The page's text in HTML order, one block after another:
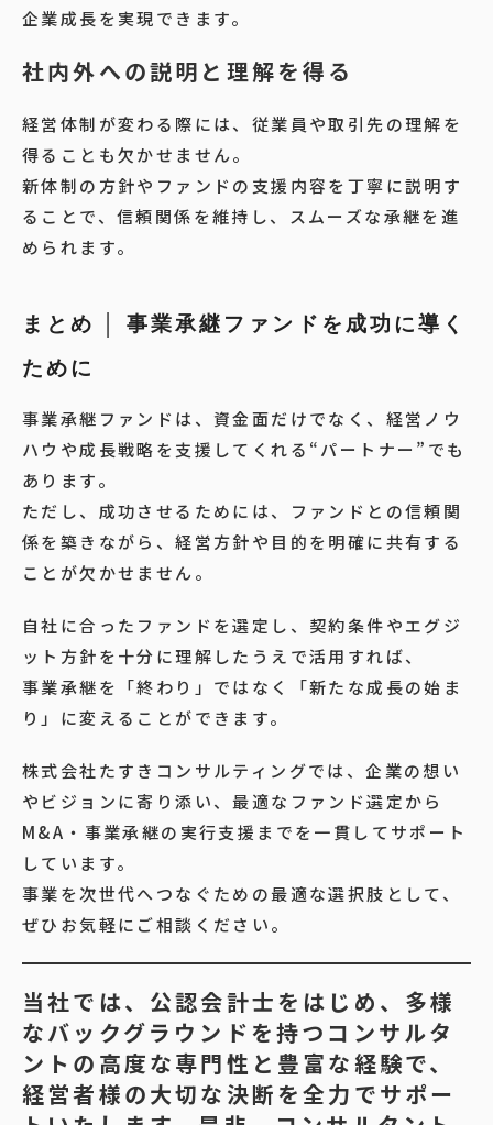
企業成長を実現できます。
社内外への説明と理解を得る
経営体制が変わる際には、従業員や取引先の理解を
得ることも欠かせません。
新体制の方針やファンドの支援内容を丁寧に説明す
ることで、信頼関係を維持し、スムーズな承継を進
められます。
まとめ │ 事業承継ファンドを成功に導く
ために
事業承継ファンドは、資金面だけでなく、経営ノウ
ハウや成長戦略を支援してくれる“パートナー”でも
あります。
ただし、成功させるためには、ファンドとの信頼関
係を築きながら、経営方針や目的を明確に共有する
ことが欠かせません。
自社に合ったファンドを選定し、契約条件やエグジ
ット方針を十分に理解したうえで活用すれば、
事業承継を「終わり」ではなく「新たな成長の始ま
り」に変えることができます。
株式会社たすきコンサルティングでは、企業の想い
やビジョンに寄り添い、最適なファンド選定から
M&A・事業承継の実行支援までを一貫してサポート
しています。
事業を次世代へつなぐための最適な選択肢として、
ぜひお気軽にご相談ください。
当社では、公認会計士をはじめ、多様
なバックグラウンドを持つコンサルタ
ントの高度な専門性と豊富な経験で、
経営者様の大切な決断を全力でサポー